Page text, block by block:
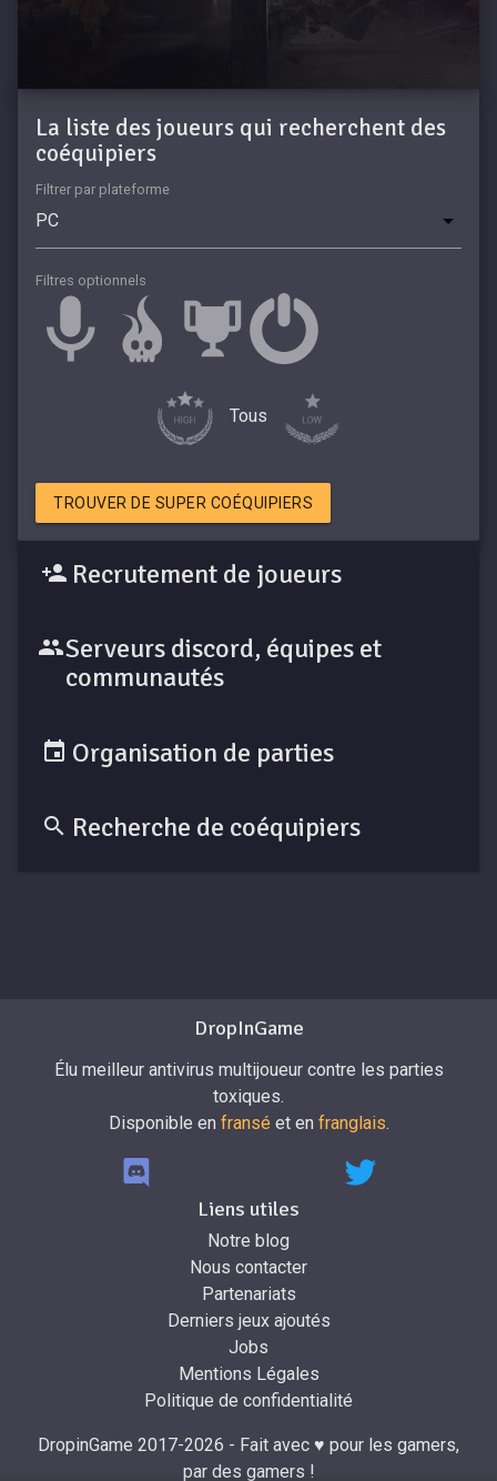
La liste des joueurs qui recherchent des
coéquipiers
Filtrer par plateforme
Filtres optionnels
Tous
TROUVER DE SUPER COÉQUIPIERS
Recrutement de joueurs
Serveurs discord, équipes et
communautés
Organisation de parties
Recherche de coéquipiers
DropInGame
Élu meilleur antivirus multijoueur contre les parties
toxiques.
Disponible en fransé et en franglais.
Liens utiles
Notre blog
Nous contacter
Partenariats
Derniers jeux ajoutés
Jobs
Mentions Légales
Politique de confidentialité
DropinGame 2017-2026 - Fait avec ♥ pour les gamers,
par des gamers !